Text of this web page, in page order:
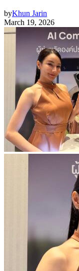
byKhun Jarin
March 19, 2026